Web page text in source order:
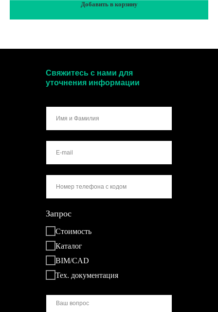
Добавить в корзину
Запрос
Стоимость
Каталог
BIM/CAD
Тех. документация
Свяжитесь с нами для
уточнения информации